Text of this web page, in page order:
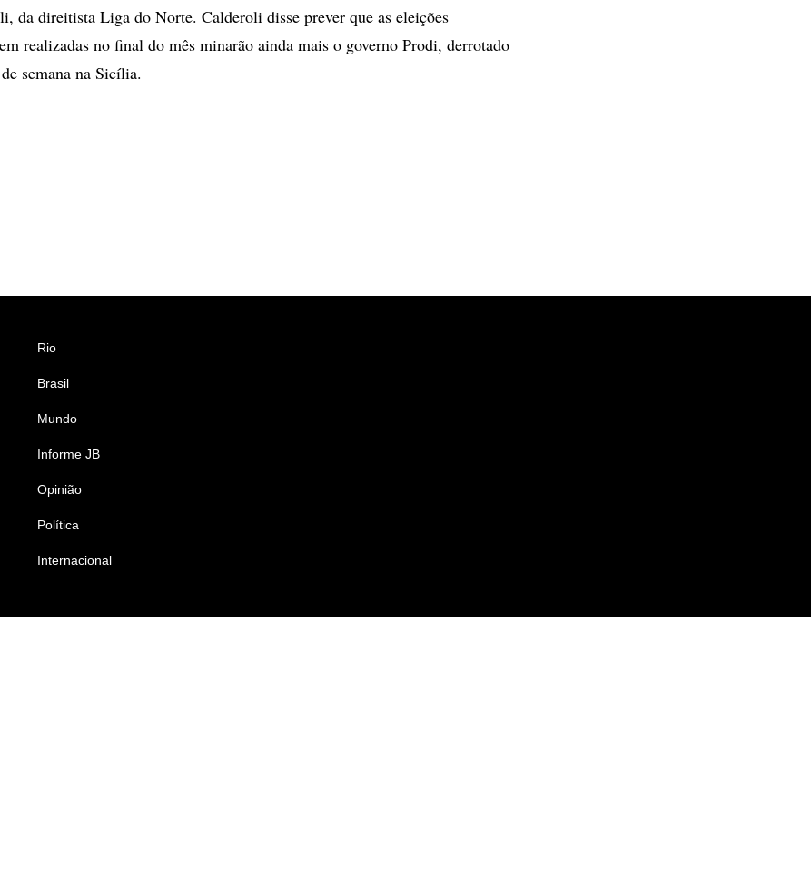
da direitista Liga do Norte. Calderoli disse prever que as eleições
realizadas no final do mês minarão ainda mais o governo Prodi, derrotado
semana na Sicília.
Rio
Brasil
Mundo
Informe JB
Opinião
Política
Internacional